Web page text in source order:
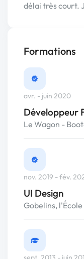
délai très court.
Formations
avr. - juin 2020
Développeur
Le Wagon -
nov. 2019 - fév.
UI Design
Gobelins,